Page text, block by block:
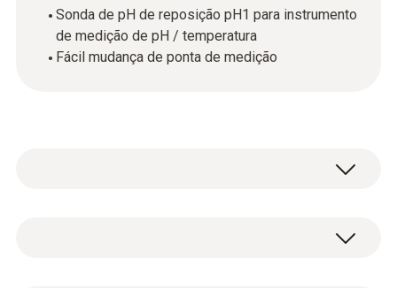
Sonda de pH de reposição pH1 para instrumento
de medição de pH / temperatura
Fácil mudança de ponta de medição